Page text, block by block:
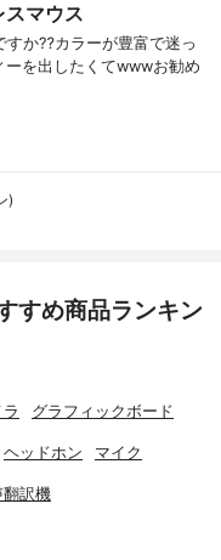
マウス
すか⁇カラーが豊富で迷っ
を出したくてwwwお勧め
)
すめ商品ランキン
グラフィックボード
ヘッドホン マイク
翻訳機